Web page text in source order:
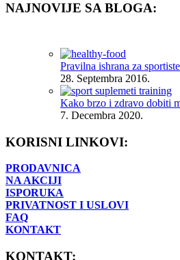
NAJNOVIJE SA BLOGA:
Pravilna ishrana za sportiste
28. Septembra 2016.
Kako brzo i zdravo dobiti
7. Decembra 2020.
KORISNI LINKOVI:
PRODAVNICA
NA AKCIJI
ISPORUKA
PRIVATNOST I USLOVI
FAQ
KONTAKT
KONTAKT: